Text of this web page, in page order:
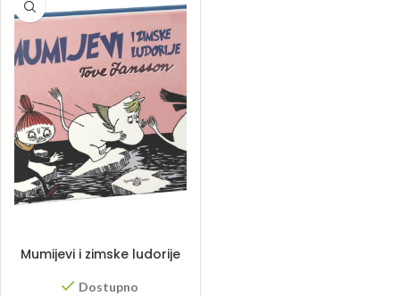
Mumijevi i zimske ludorije
Dostupno